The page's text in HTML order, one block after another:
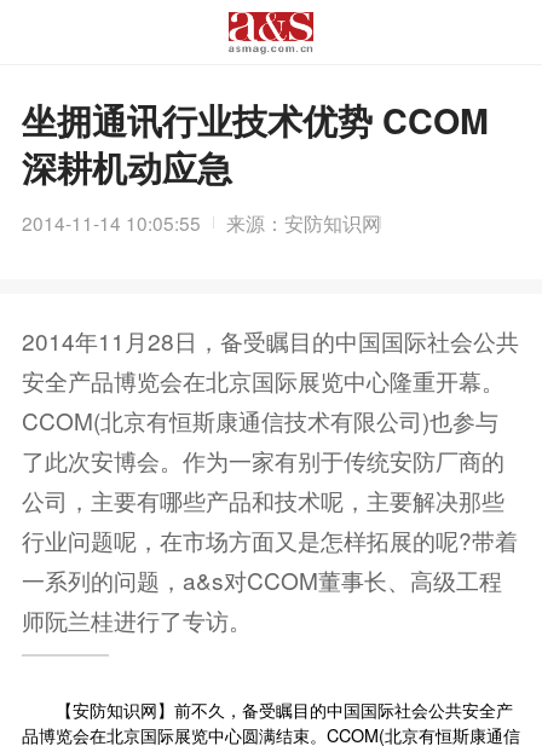
坐拥通讯行业技术优势 CCOM
深耕机动应急
2014-11-14 10:05:55 来源：安防知识网
2014年11月28日，备受瞩目的中国国际社会公共
安全产品博览会在北京国际展览中心隆重开幕。
CCOM(北京有恒斯康通信技术有限公司)也参与
了此次安博会。作为一家有别于传统安防厂商的
公司，主要有哪些产品和技术呢，主要解决那些
行业问题呢，在市场方面又是怎样拓展的呢?带着
一系列的问题，a&s对CCOM董事长、高级工程
师阮兰桂进行了专访。
【安防知识网】前不久，备受瞩目的中国国际社会公共安全产
品博览会在北京国际展览中心圆满结束。CCOM(北京有恒斯康通信